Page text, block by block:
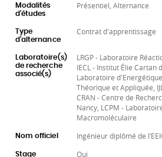
Modalités
d'études
Présentiel, Alternance
Type
d'alternance
Contrat d'apprentissage
Laboratoire(s)
de recherche
associé(s)
LRGP - Laboratoire
IECL - Institut Élie Cartan
Laboratoire
Théorique et Appliquée,
CRAN - Centre de
Nancy, LCPM -
Macromoléculaire
Nom officiel Ingénieur diplômé de
Stage Oui